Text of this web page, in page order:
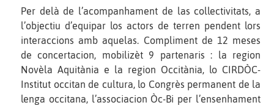
Per delà de l’acompanhament de las collectivitats, a
l’objectiu d’equipar los actors de terren pendent lors
interaccions amb aquelas. Compliment de 12 meses
de concertacion, mobilizèt 9 partenaris : la region
Novèla Aquitània e la region Occitània, lo CIRDÒC-
Institut occitan de cultura, lo Congrès permanent de la
lenga occitana, l’associacion Òc-Bi per l’ensenhament